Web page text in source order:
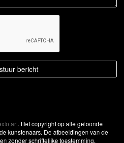
. Het copyright op alle getoonde
kunstenaars. De afbeeldingen van de
zonder schriftelijke toestemming.